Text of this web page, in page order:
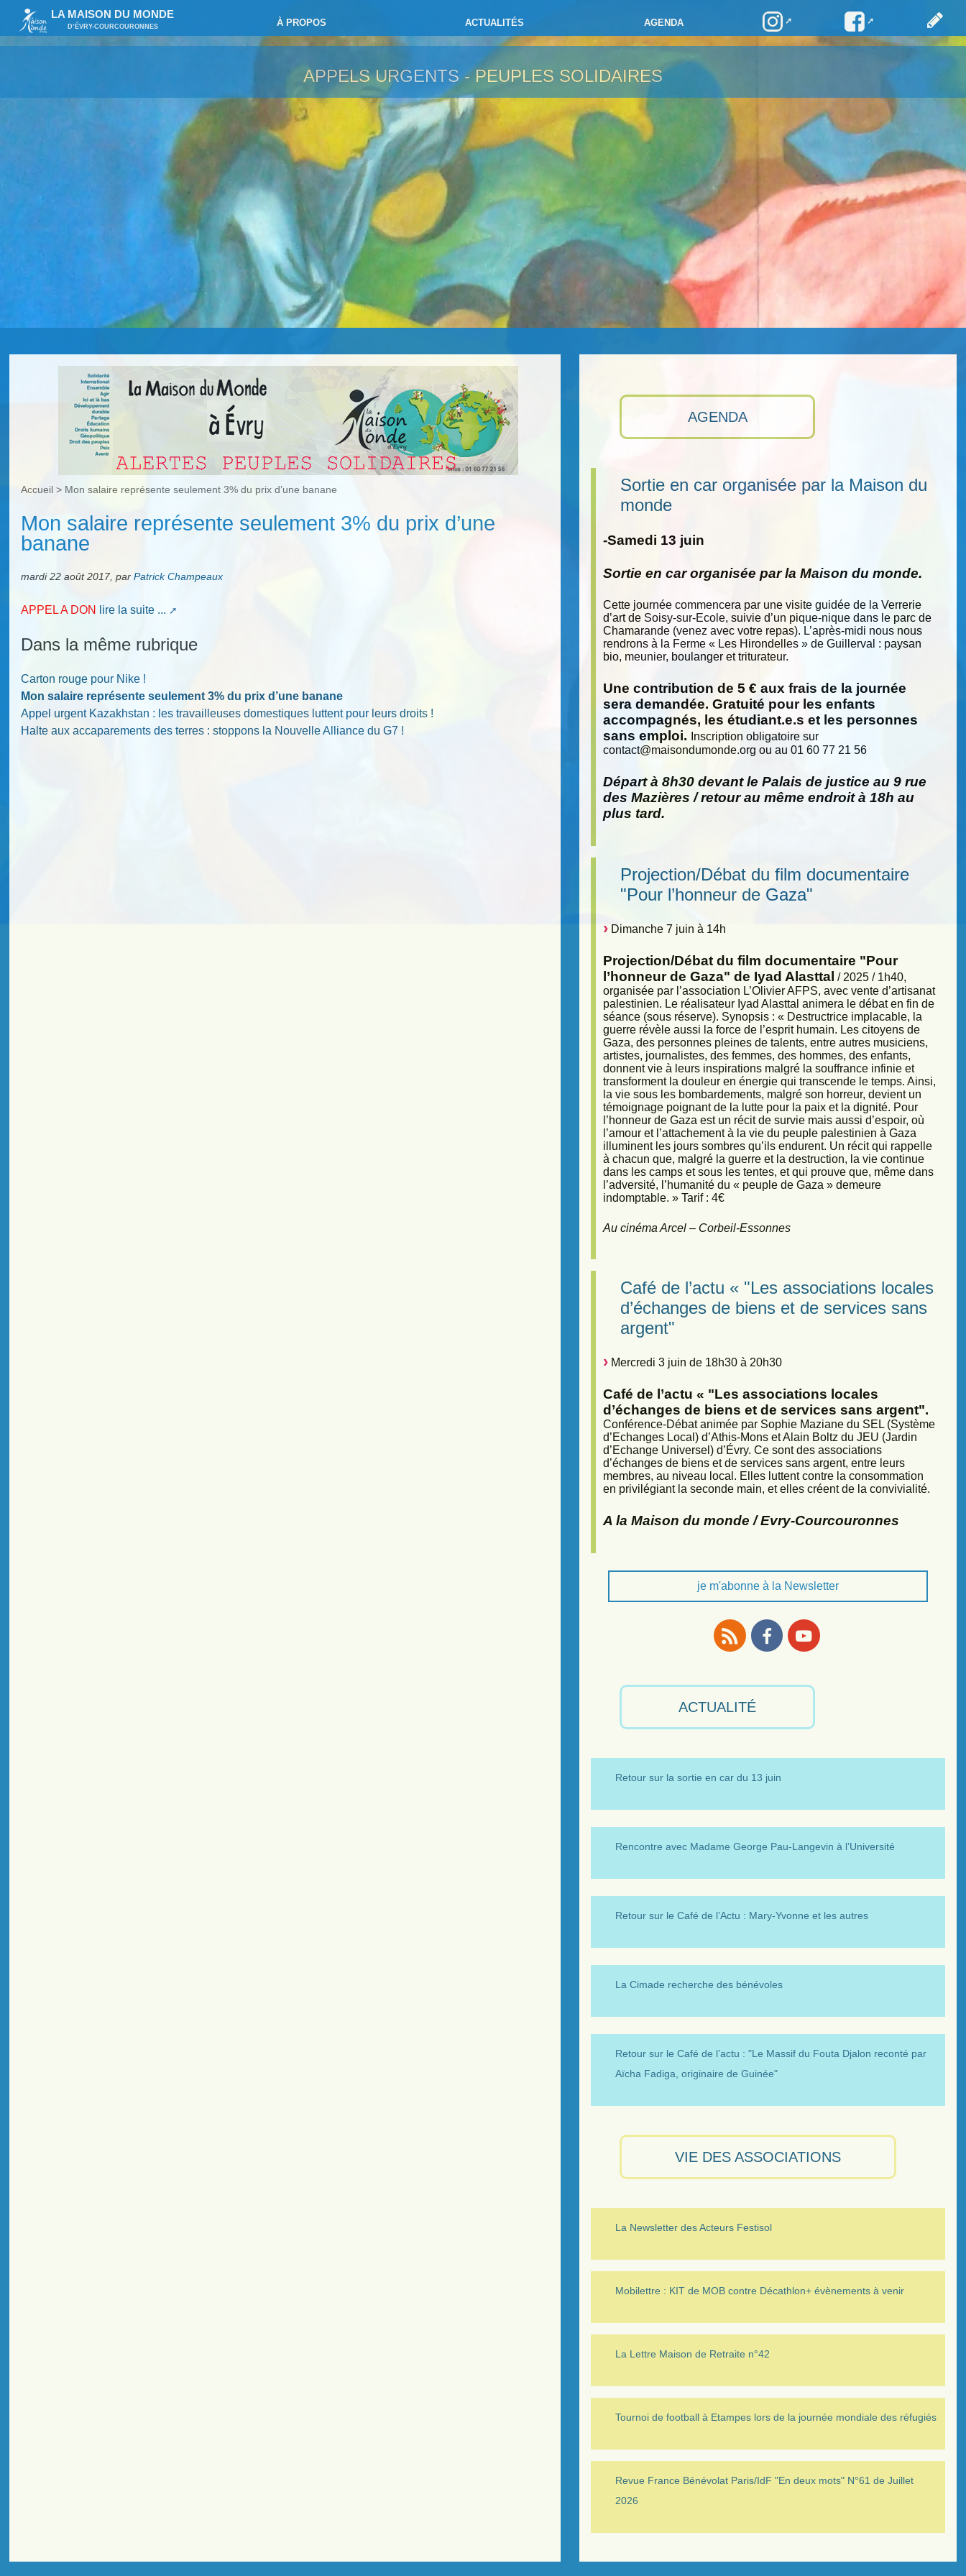
LA MAISON DU MONDE
D’ÉVRY-COURCOURONNES À PROPOS ACTUALITÉS AGENDA
APPELS URGENTS - PEUPLES SOLIDAIRES
AGENDA
Sortie en car organisée par la Maison du
monde
-Samedi 13 juin
Sortie en car organisée par la Maison du monde.
Cette journée commencera par une visite guidée de la Verrerie
d’art de Soisy-sur-Ecole, suivie d’un pique-nique dans le parc de
Chamarande (venez avec votre repas). L’après-midi nous nous
rendrons à la Ferme « Les Hirondelles » de Guillerval : paysan
bio, meunier, boulanger et triturateur.
Une contribution de 5 € aux frais de la journée
sera demandée. Gratuité pour les enfants
accompagnés, les étudiant.e.s et les personnes
sans emploi.
Inscription obligatoire sur
contact@maisondumonde.org ou au 01 60 77 21 56
Départ à 8h30 devant le Palais de justice au 9 rue
des Mazières / retour au même endroit à 18h au
plus tard.
Projection/Débat du film documentaire
"Pour l’honneur de Gaza"
Dimanche 7 juin à 14h
Projection/Débat du film documentaire "Pour
l’honneur de Gaza" de Iyad Alasttal / 2025 / 1h40,
organisée par l’association L’Olivier AFPS, avec vente d’artisanat
palestinien. Le réalisateur Iyad Alasttal animera le débat en fin de
séance (sous réserve). Synopsis : « Destructrice implacable, la
guerre révèle aussi la force de l’esprit humain. Les citoyens de
Gaza, des personnes pleines de talents, entre autres musiciens,
artistes, journalistes, des femmes, des hommes, des enfants,
donnent vie à leurs inspirations malgré la souffrance infinie et
transforment la douleur en énergie qui transcende le temps. Ainsi,
la vie sous les bombardements, malgré son horreur, devient un
témoignage poignant de la lutte pour la paix et la dignité. Pour
l’honneur de Gaza est un récit de survie mais aussi d’espoir, où
l’amour et l’attachement à la vie du peuple palestinien à Gaza
illuminent les jours sombres qu’ils endurent. Un récit qui rappelle
à chacun que, malgré la guerre et la destruction, la vie continue
dans les camps et sous les tentes, et qui prouve que, même dans
l’adversité, l’humanité du « peuple de Gaza » demeure
indomptable. » Tarif : 4€
Au cinéma Arcel – Corbeil-Essonnes
Café de l’actu « "Les associations locales
d’échanges de biens et de services sans
argent"
Mercredi 3 juin de 18h30 à 20h30
Café de l’actu « "Les associations locales
d’échanges de biens et de services sans argent".
Conférence-Débat animée par Sophie Maziane du SEL (Système
d’Echanges Local) d’Athis-Mons et Alain Boltz du JEU (Jardin
d’Echange Universel) d’Évry. Ce sont des associations
d’échanges de biens et de services sans argent, entre leurs
membres, au niveau local. Elles luttent contre la consommation
en privilégiant la seconde main, et elles créent de la convivialité.
A la Maison du monde / Evry-Courcouronnes
je m'abonne à la Newsletter
ACTUALITÉ
Retour sur la sortie en car du 13 juin
Rencontre avec Madame George Pau-Langevin à l’Université
Retour sur le Café de l’Actu : Mary-Yvonne et les autres
La Cimade recherche des bénévoles
Retour sur le Café de l’actu : "Le Massif du Fouta Djalon reconté par
Aïcha Fadiga, originaire de Guinée"
VIE DES ASSOCIATIONS
La Newsletter des Acteurs Festisol
Mobilettre : KIT de MOB contre Décathlon+ évènements à venir
La Lettre Maison de Retraite n°42
Tournoi de football à Etampes lors de la journée mondiale des réfugiés
Revue France Bénévolat Paris/IdF "En deux mots" N°61 de Juillet
2026
Accueil > Mon salaire représente seulement 3% du prix d’une banane
Mon salaire représente seulement 3% du prix d’une
banane
mardi 22 août 2017 ,parPatrick Champeaux
APPEL A DON lire la suite ...
Dans la même rubrique
Carton rouge pour Nike !
Mon salaire représente seulement 3% du prix d’une banane
Appel urgent Kazakhstan : les travailleuses domestiques luttent pour leurs droits !
Halte aux accaparements des terres : stoppons la Nouvelle Alliance du G7 !